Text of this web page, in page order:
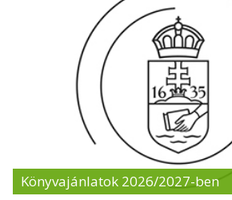
Könyvajánlatok 2026/2027-ben